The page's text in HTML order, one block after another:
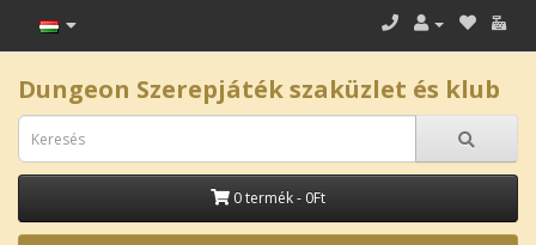
Dungeon Szerepjáték szaküzlet és klub
0 termék - 0Ft